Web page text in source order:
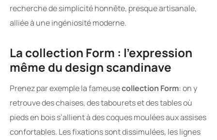
recherche de simplicité honnête, presque artisanale,
alliée à une ingéniosité moderne.
La collection Form : l’expression
même du design scandinave
Prenez par exemple la fameusecollection Form: on y
retrouve des chaises, des tabourets et des tables où
pieds en bois s’allient à des coques moulées aux assises
confortables. Les fixations sont dissimulées, les lignes